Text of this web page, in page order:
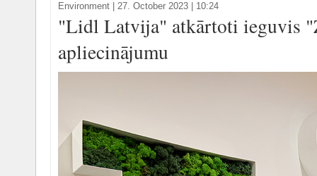
Environment 27. October 2023 | 10:24
"Lidl Latvija" atkārtoti ieguvis
apliecinājumu